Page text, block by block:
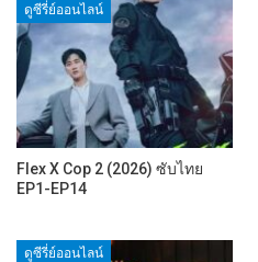
ดูซีรี่ย์ออนไลน์
Flex X Cop 2 (2026) ซับไทย
EP1-EP14
ดูซีรี่ย์ออนไลน์